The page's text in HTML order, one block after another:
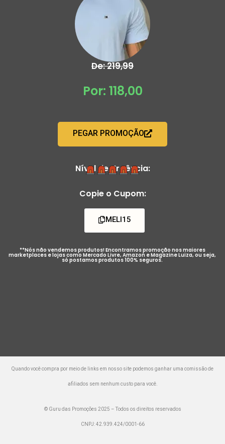
De: 219,99
Por: 118,00
PEGAR PROMOÇÃO
Nível de Urgência:
Copie o Cupom:
MELI15
**Nós não vendemos produtos! Encontramos promoção nos maiores
marketplaces e lojas como Mercado Livre, Amazon e Magazine Luiza, ou seja,
só postamos produtos 100% seguros.
Quando você compra por meio de links em nosso site podemos ganhar uma comissão de
afiliados sem nenhum custo para você.
© Guru das Promoções 2025 – Todos os direitos reservados
CNPJ: 42.939.424/0001-66